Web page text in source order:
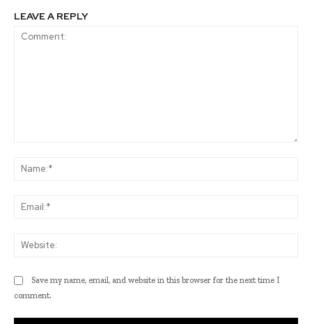
LEAVE A REPLY
Save my name, email, and website in this browser for the next time I
comment.